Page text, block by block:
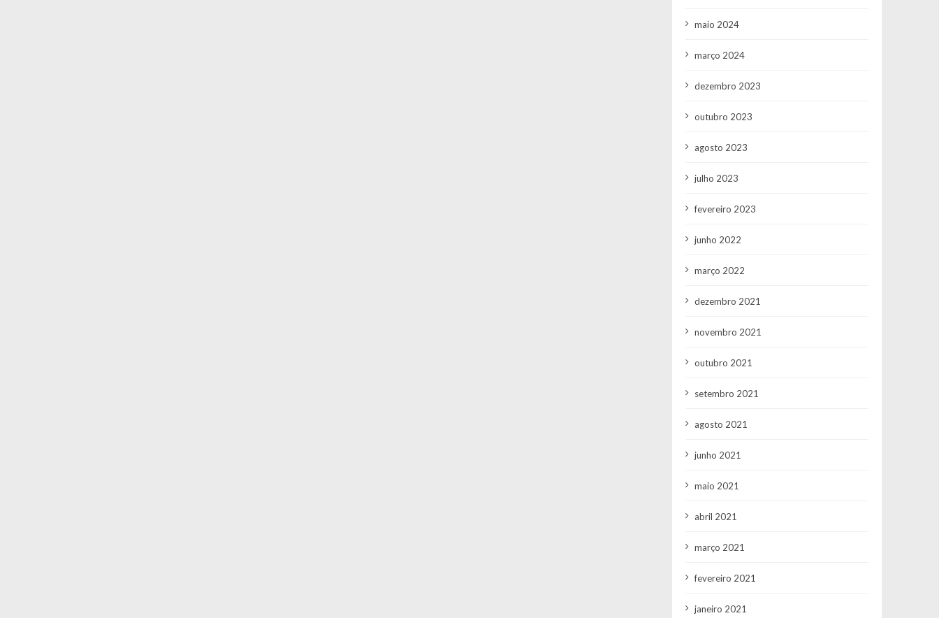
maio 2024
março 2024
dezembro 2023
outubro 2023
agosto 2023
julho 2023
fevereiro 2023
junho 2022
março 2022
dezembro 2021
novembro 2021
outubro 2021
setembro 2021
agosto 2021
junho 2021
maio 2021
abril 2021
março 2021
fevereiro 2021
janeiro 2021